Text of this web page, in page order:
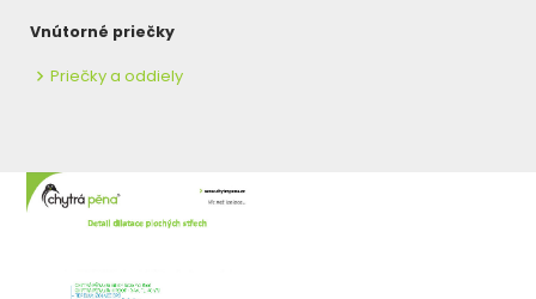
Vnútorné priečky
Priečky a oddiely